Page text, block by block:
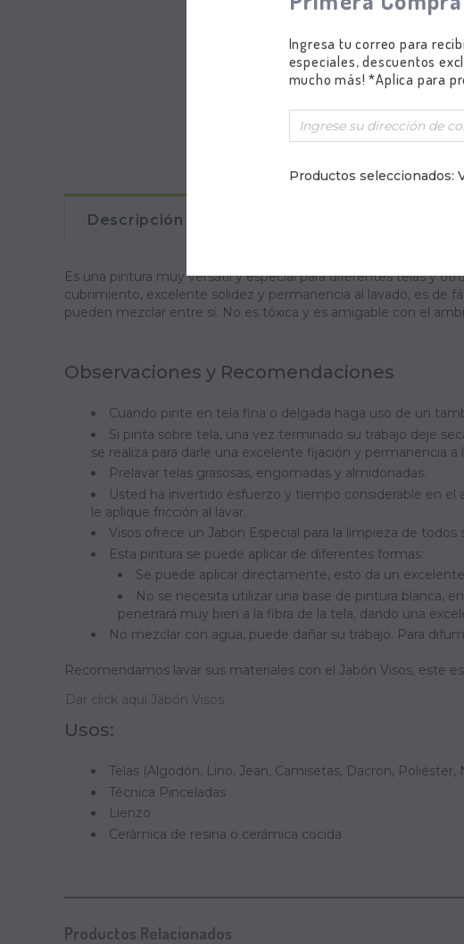
Descripción
Es una pintura muy versátil y especial para diferentes telas y
cubrimiento, excelente solidez y permanencia al lavado, es de
pueden mezclar entre sí. No es tóxica y es amigable con el
Observaciones y Recomendaciones
Cuando pinte en tela fina o delgada haga uso de un
Si pinta sobre tela, una vez terminado su trabajo deje
se realiza para darle una excelente fijación y permanencia a
Prelavar telas grasosas, engomadas y almidonadas.
Usted ha invertido esfuerzo y tiempo considerable en
le aplique fricción al lavar.
Visos ofrece un Jabón Especial para la limpieza de todos
Esta pintura se puede aplicar de diferentes formas:
Se puede aplicar directamente, esto da un
No se necesita utilizar una base de pintura blanca,
penetrará muy bien a la fibra de la tela, dando una
No mezclar con agua, puede dañar su trabajo. Para
Recomendamos lavar sus materiales con el Jabón Visos, este
Dar click aquí Jabón Visos
Usos:
Telas (Algodón, Lino, Jean, Camisetas, Dacron, Poliéster,
Técnica Pinceladas
Lienzo
Cerámica de resina o cerámica cocida
Productos Relacionados
Ingresa tu correo para
especiales, descuentos
mucho más! *Aplica para
Productos seleccionados: